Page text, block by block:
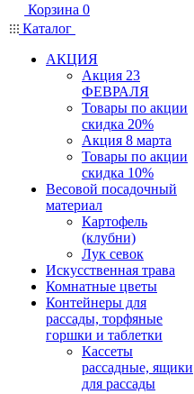
Корзина 0
Каталог
АКЦИЯ
Акция 23
ФЕВРАЛЯ
Товары по акции
скидка 20%
Акция 8 марта
Товары по акции
скидка 10%
Весовой посадочный
материал
Картофель
(клубни)
Лук севок
Искусственная трава
Комнатные цветы
Контейнеры для
рассады, торфяные
горшки и таблетки
Кассеты
рассадные, ящики
для рассады